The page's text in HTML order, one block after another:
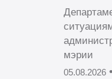
мэрии
05.08.2026•